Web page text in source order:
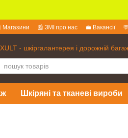
Магазини 📰 ЗМІ про нас 💼 Вакансії
- шкіргалантерея і дорожній
Шкіряні та тканеві вироби